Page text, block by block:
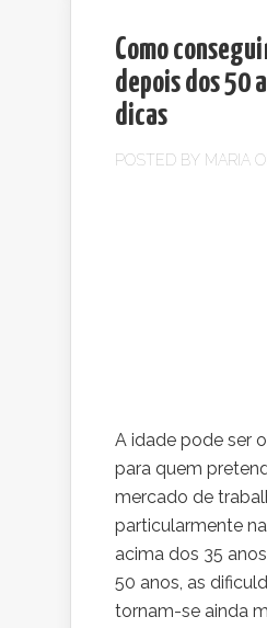
Como
depois dos 50
dicas
POSTED BY MARIA
A idade pode ser
para quem
mercado de
particularmente
acima dos 35
50 anos, as
tornam-se ainda